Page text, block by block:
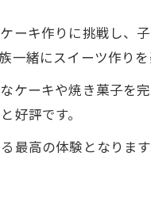
ら応用まで学ぶ
作り方
ーキ作りに挑戦し、
緒にスイーツ作りを
ーキや焼き菓子を
評です。
最高の体験となりま